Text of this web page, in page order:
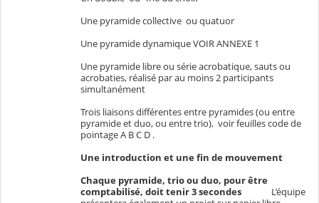
Une pyramide collective ou quatuor
Une pyramide dynamique VOIR ANNEXE 1
Une pyramide libre ou série acrobatique, sauts ou
acrobaties, réalisé par au moins 2 participants
simultanément
Trois liaisons différentes entre pyramides (ou entre
pyramide et duo, ou entre trio), voir feuilles code de
pointage A B C D .
Une introduction et une fin de mouvement
Chaque pyramide, trio ou duo, pour être
comptabilisé, doit tenir 3 secondes L’équipe